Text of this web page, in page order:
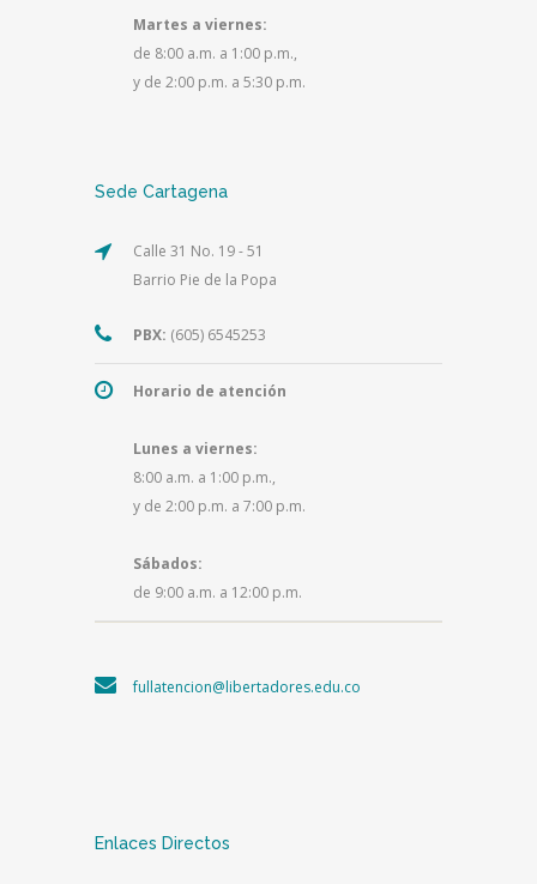
Martes a viernes:
de 8:00 a.m. a 1:00 p.m.,
y de 2:00 p.m. a 5:30 p.m.
Sede Cartagena
Calle 31 No. 19 - 51
Barrio Pie de la Popa
PBX: (605) 6545253
Horario de atención
Lunes a viernes:
8:00 a.m. a 1:00 p.m.,
y de 2:00 p.m. a 7:00 p.m.
Sábados:
de 9:00 a.m. a 12:00 p.m.
fullatencion@libertadores.edu.co
Enlaces Directos